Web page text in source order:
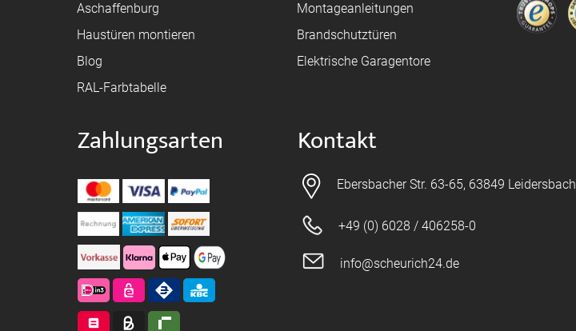
Aschaffenburg
Haustüren montieren
Blog
RAL-Farbtabelle
Montageanleitungen
Brandschutztüren
Elektrische Garagentore
Zahlungsarten Kontakt
Ebersbacher Str. 63-65, 63849 Leidersbach
+49 (0) 6028 / 406258-0
info@scheurich24.de